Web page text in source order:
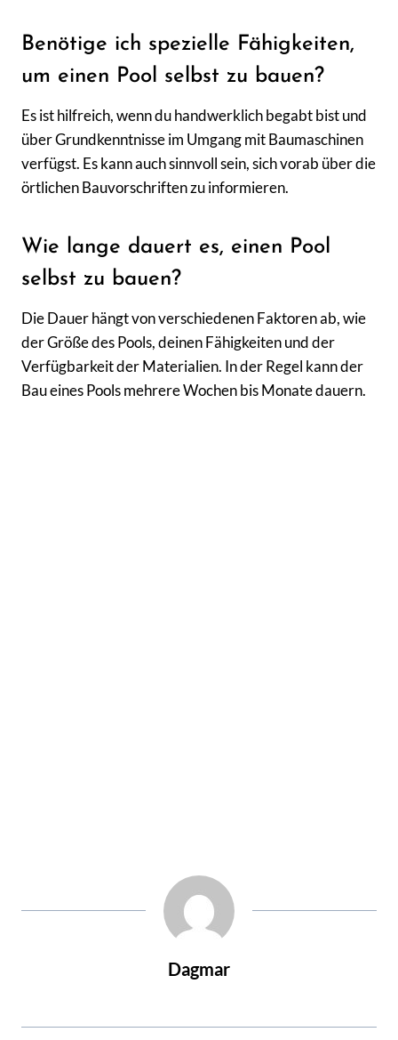
Benötige ich spezielle Fähigkeiten,
um einen Pool selbst zu bauen?
Es ist hilfreich, wenn du handwerklich begabt bist und
über Grundkenntnisse im Umgang mit Baumaschinen
verfügst. Es kann auch sinnvoll sein, sich vorab über die
örtlichen Bauvorschriften zu informieren.
Wie lange dauert es, einen Pool
selbst zu bauen?
Die Dauer hängt von verschiedenen Faktoren ab, wie
der Größe des Pools, deinen Fähigkeiten und der
Verfügbarkeit der Materialien. In der Regel kann der
Bau eines Pools mehrere Wochen bis Monate dauern.
Dagmar